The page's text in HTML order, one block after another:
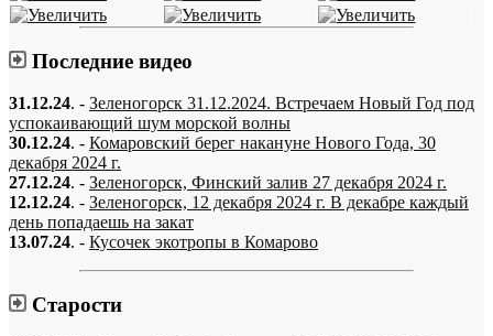
Последние видео
31.12.24. - Зеленогорск 31.12.2024. Встречаем Новый Год под
успокаивающий шум морской волны
30.12.24. - Комаровский берег накануне Нового Года, 30
декабря 2024 г.
27.12.24. - Зеленогорск, Финский залив 27 декабря 2024 г.
12.12.24. - Зеленогорск, 12 декабря 2024 г. В декабре каждый
день попадаешь на закат
13.07.24. - Кусочек экотропы в Комарово
Старости